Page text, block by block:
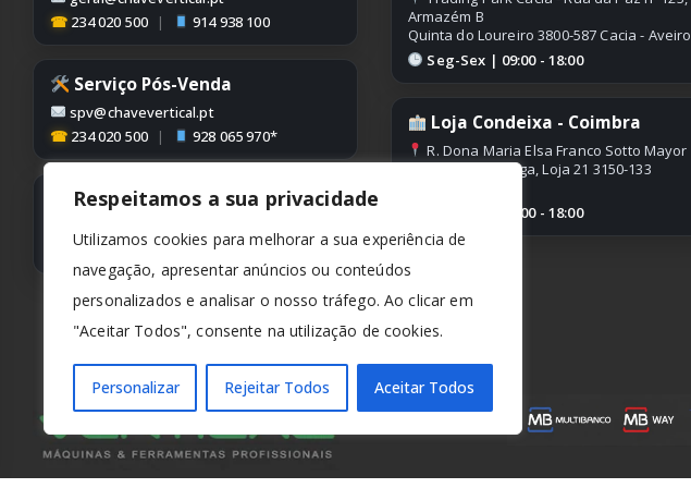
Respeitamos a sua privacidade
Utilizamos cookies para melhorar a sua experiência de
navegação, apresentar anúncios ou conteúdos
personalizados e analisar o nosso tráfego. Ao clicar em
"Aceitar Todos", consente na utilização de cookies.
Personalizar Rejeitar Todos Aceitar Todos
☎ 234 020 500 | 914 938 100
Serviço Pós-Venda
spv@chavevertical.pt
☎ 234 020 500 | 928 065 970*
Contabilidade
234 020 500
Armazém B
Quinta do Loureiro 3800-587 Cacia - Aveiro
Seg-Sex | 09:00 - 18:00
Loja Condeixa - Coimbra
R. Dona Maria Elsa Franco Sotto Mayor
Edifício Conímbriga, Loja 21 3150-133
Seg-Sex | 09:00 - 18:00